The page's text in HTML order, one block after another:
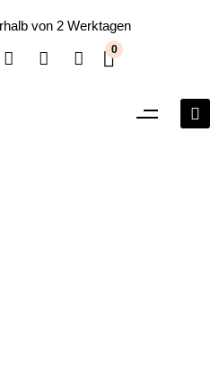
von 2 Werktagen
0